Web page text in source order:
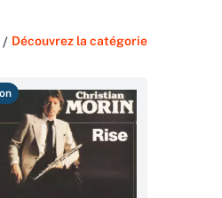
/ Découvrez la catégorie